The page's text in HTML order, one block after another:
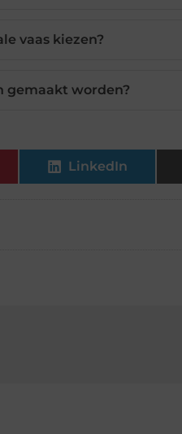
vaas kiezen?
gemaakt worden?
LinkedIn